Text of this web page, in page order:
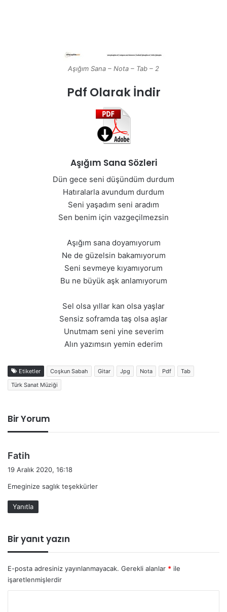
Aşığım Sana – Nota – Tab – 2
Pdf Olarak İndir
Aşığım Sana Sözleri
Dün gece seni düşündüm durdum
Hatıralarla avundum durdum
Seni yaşadım seni aradım
Sen benim için vazgeçilmezsin
Aşığım sana doyamıyorum
Ne de güzelsin bakamıyorum
Seni sevmeye kıyamıyorum
Bu ne büyük aşk anlamıyorum
Sel olsa yıllar kan olsa yaşlar
Sensiz soframda taş olsa aşlar
Unutmam seni yine severim
Alın yazımsın yemin ederim
Etiketler Coşkun Sabah Gitar Jpg Nota Pdf
Tab
Türk Sanat Müziği
Bir Yorum
Fatih
i
k
i
19 Aralık 2020, 16:18
Emeginize saglık teşekkürler
Yanıtla
Bir yanıt yazın
E-posta adresiniz yayınlanmayacak. Gerekli alanlar * ile
işaretlenmişlerdir